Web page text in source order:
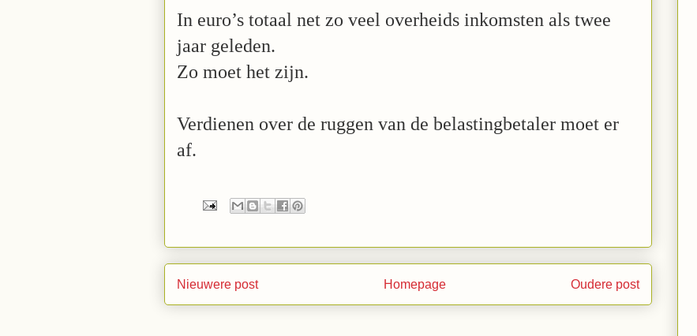
In euro’s totaal net zo veel overheids inkomsten als twee
jaar geleden.
Zo moet het zijn.
Verdienen over de ruggen van de belastingbetaler moet er
af.
Nieuwere post Oudere post
Homepage